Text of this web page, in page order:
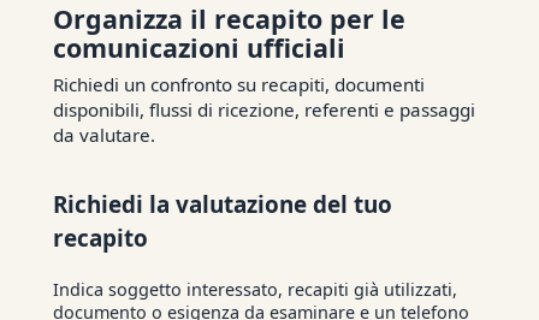
Organizza il recapito per le
comunicazioni ufficiali
Richiedi un confronto su recapiti, documenti
disponibili, flussi di ricezione, referenti e passaggi
da valutare.
Richiedi la valutazione del tuo
recapito
Indica soggetto interessato, recapiti già utilizzati,
documento o esigenza da esaminare e un telefono